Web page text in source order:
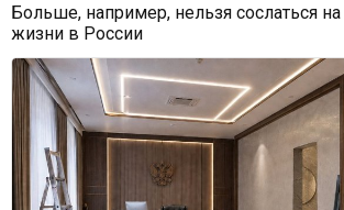
Больше, например, нельзя сослаться
жизни в России